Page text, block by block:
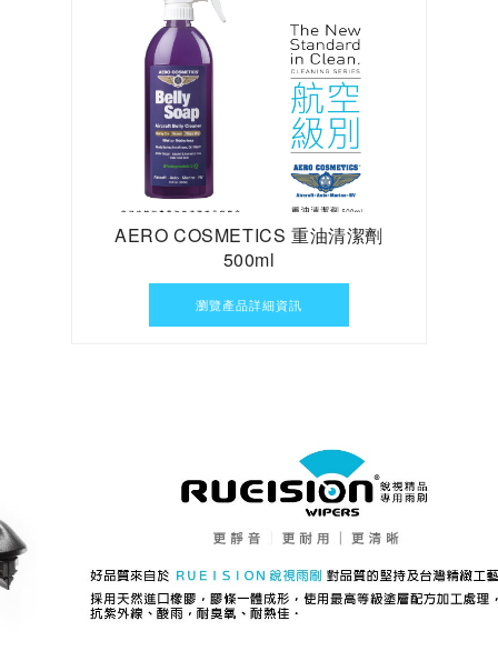
AERO COSMETICS 重油清潔劑
500ml
瀏覽產品詳細資訊